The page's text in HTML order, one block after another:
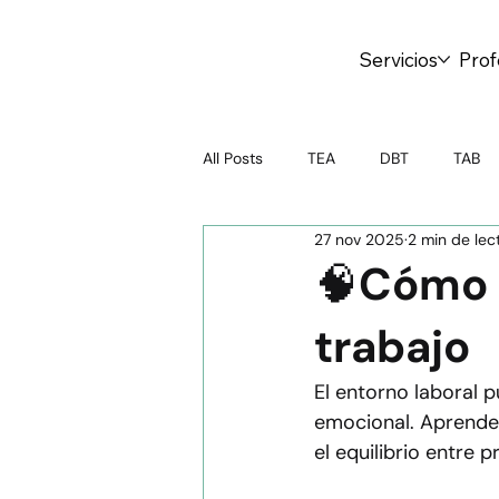
Servicios
All Posts TEA DBT TAB
Psicoterapia Test online
Crianza Saludable Salud
Educación emocional
trabajo
27 nov 2025 2 min de
El entorno laboral
emocional.
el equilibrio entre